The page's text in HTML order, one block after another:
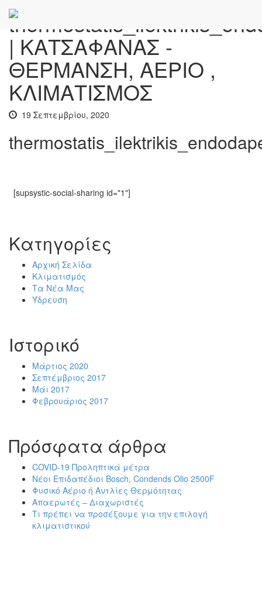
| ΚΑΤΣΑΦΑΝΑΣ -
ΘΕΡΜΑΝΣΗ, ΑΕΡΙΟ ,
ΚΛΙΜΑΤΙΣΜΟΣ
19 Σεπτεμβρίου, 2020
[supsystic-social-sharing id="1"]
Kατηγορίες
Αρχική Σελίδα
Κλιματισμός
Τα Νέα Μας
Ύδρευση
Ιστορικό
Μάρτιος 2020
Σεπτέμβριος 2017
Μάι 2017
Φεβρουάριος 2017
Πρόσφατα άρθρα
COVID-19 Προληπτικά μέτρα
Νέοι Επιδαπέδιοι Bosch, Condends Olio 2500F
Φυσικό Αέριο ή Αντλίες Θερμότητας
Απαερωτές – Διαχωριστές
Τι πρέπει να προσέξουμε για την επιλογή
κλιματιστικού